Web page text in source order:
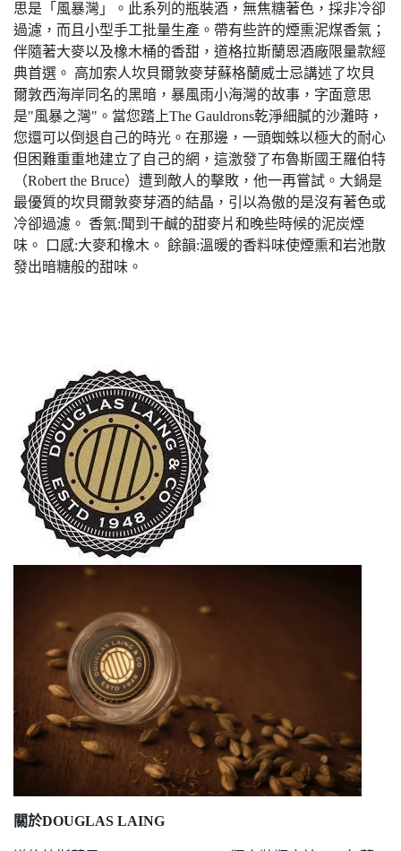
思是「風暴灣」。此系列的瓶裝酒，無焦糖著色，採非冷卻
過濾，而且小型手工批量生產。帶有些許的煙熏泥煤香氣；
伴隨著大麥以及橡木桶的香甜，道格拉斯蘭恩酒廠限量款經
典首選。 高加索人坎貝爾敦麥芽蘇格蘭威士忌講述了坎貝
爾敦西海岸同名的黑暗，暴風雨小海灣的故事，字面意思
是"風暴之灣"。當您踏上The Gauldrons乾淨細膩的沙灘時，
您還可以倒退自己的時光。在那邊，一頭蜘蛛以極大的耐心
但困難重重地建立了自己的網，這激發了布魯斯國王羅伯特
（Robert the Bruce）遭到敵人的擊敗，他一再嘗試。大鍋是
最優質的坎貝爾敦麥芽酒的結晶，引以為傲的是沒有著色或
冷卻過濾。 香氣:聞到干鹹的甜麥片和晚些時候的泥炭煙
味。 口感:大麥和橡木。 餘韻:溫暖的香料味使煙熏和岩池散
發出暗糖般的甜味。
關於DOUGLAS LAING